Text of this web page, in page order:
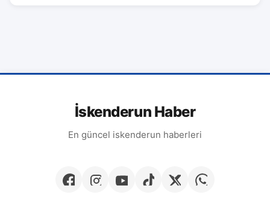
İskenderun Haber
En güncel iskenderun haberleri